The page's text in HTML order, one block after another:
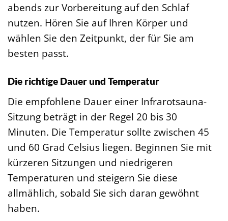
abends zur Vorbereitung auf den Schlaf
nutzen. Hören Sie auf Ihren Körper und
wählen Sie den Zeitpunkt, der für Sie am
besten passt.
Die richtige Dauer und Temperatur
Die empfohlene Dauer einer Infrarotsauna-
Sitzung beträgt in der Regel 20 bis 30
Minuten. Die Temperatur sollte zwischen 45
und 60 Grad Celsius liegen. Beginnen Sie mit
kürzeren Sitzungen und niedrigeren
Temperaturen und steigern Sie diese
allmählich, sobald Sie sich daran gewöhnt
haben.